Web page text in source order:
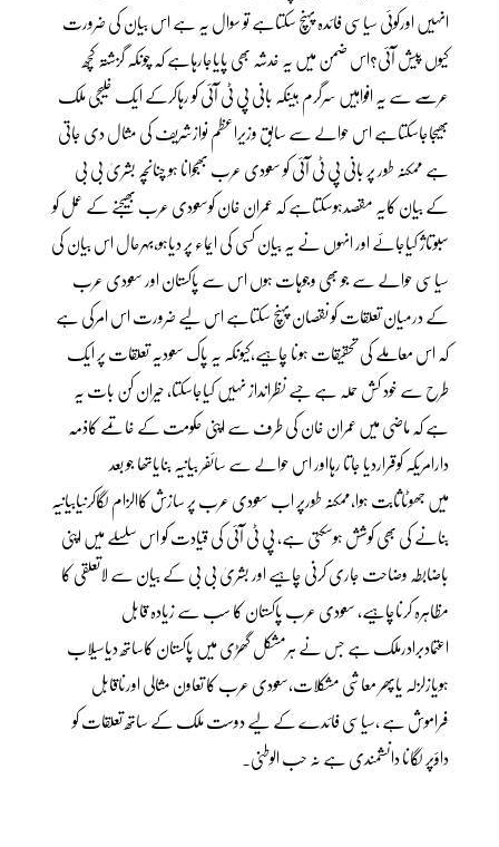
انہیں اورکوئی سیاسی فائدہ پہنچ سکتاہے تو سوال یہ ہے اس بیان کی ضرورت
کیوں پیش آئی؟اس ضمن میں یہ خدشہ بھی پایاجارہاہے کہ چونکہ گزشتہ کچھ
عرصے سے یہ افواہیں سرگرم ہیںکہ بانی پی ٹی آئی کو رہاکرکے ایک خلیجی ملک
بھیجاجاسکتاہے اس حوالے سے سابق وزیراعظم نوازشریف کی مثال دی جاتی
ہے ممکنہ طور پر بانی پی ٹی آئی کو سعودی عرب بھجوانا ہو چنانچہ بشریٰ بی بی
کے بیان کایہ مقصدہوسکتاہے کہ عمران خان کوسعودی عرب بھیجنے کے عمل کو
سبوتاژ کیاجائے اور انہوں نے یہ بیان کسی کی ایماء پر دیاہو،بہرحال اس بیان کی
سیاسی حوالے سے جو بھی وجوہات ہوں اس سے پاکستان اور سعودی عرب
کے درمیان تعلقات کو نقصان پہنچ سکتاہے اس لیے ضرورت اس امرکی ہے
کہ اس معاملے کی تحقیقات ہونا چاہیے،کیونکہ یہ پاک سعودیہ تعلقات پر ایک
طرح سے خود کش حملہ ہے جسے نظرانداز نہیں کیاجاسکتا، حیران کن بات یہ
ہے کہ ماضی میں عمران خان کی طرف سے اپنی حکومت کے خاتمے کاذمہ
دارامریکہ کوقراردیا جاتا رہااور اس حوالے سے سائفر بیانیہ بنایاتھا جو بعد
میں جھوٹاثابت ہوا،ممکنہ طورپر اب سعودی عرب پر سازش کاالزام لگاکرنیابیانیہ
بنانے کی بھی کوشش ہوسکتی ہے، پی ٹی آئی کی قیادت کو اس سلسلے میں اپنی
باضابطہ وضاحت جاری کرنی چاہیے اور بشریٰ بی بی کے بیان سے لاتعلقی کا
مظاہرہ کرناچاہیے، سعودی عرب پاکستان کا سب سے زیادہ قابل
اعتمادبرادرملک ہے جس نے ہرمشکل گھڑی میں پاکستان کاساتھ دیاسیلاب
ہویازلزلہ یاپھر معاشی مشکلات،سعودی عرب کا تعاون مثالی اورناقابل
فراموش ہے ،سیاسی فائدے کے لیے دوست ملک کے ساتھ تعلقات کو
داؤپر لگانا دانشمندی ہے نہ حب الوطنی۔